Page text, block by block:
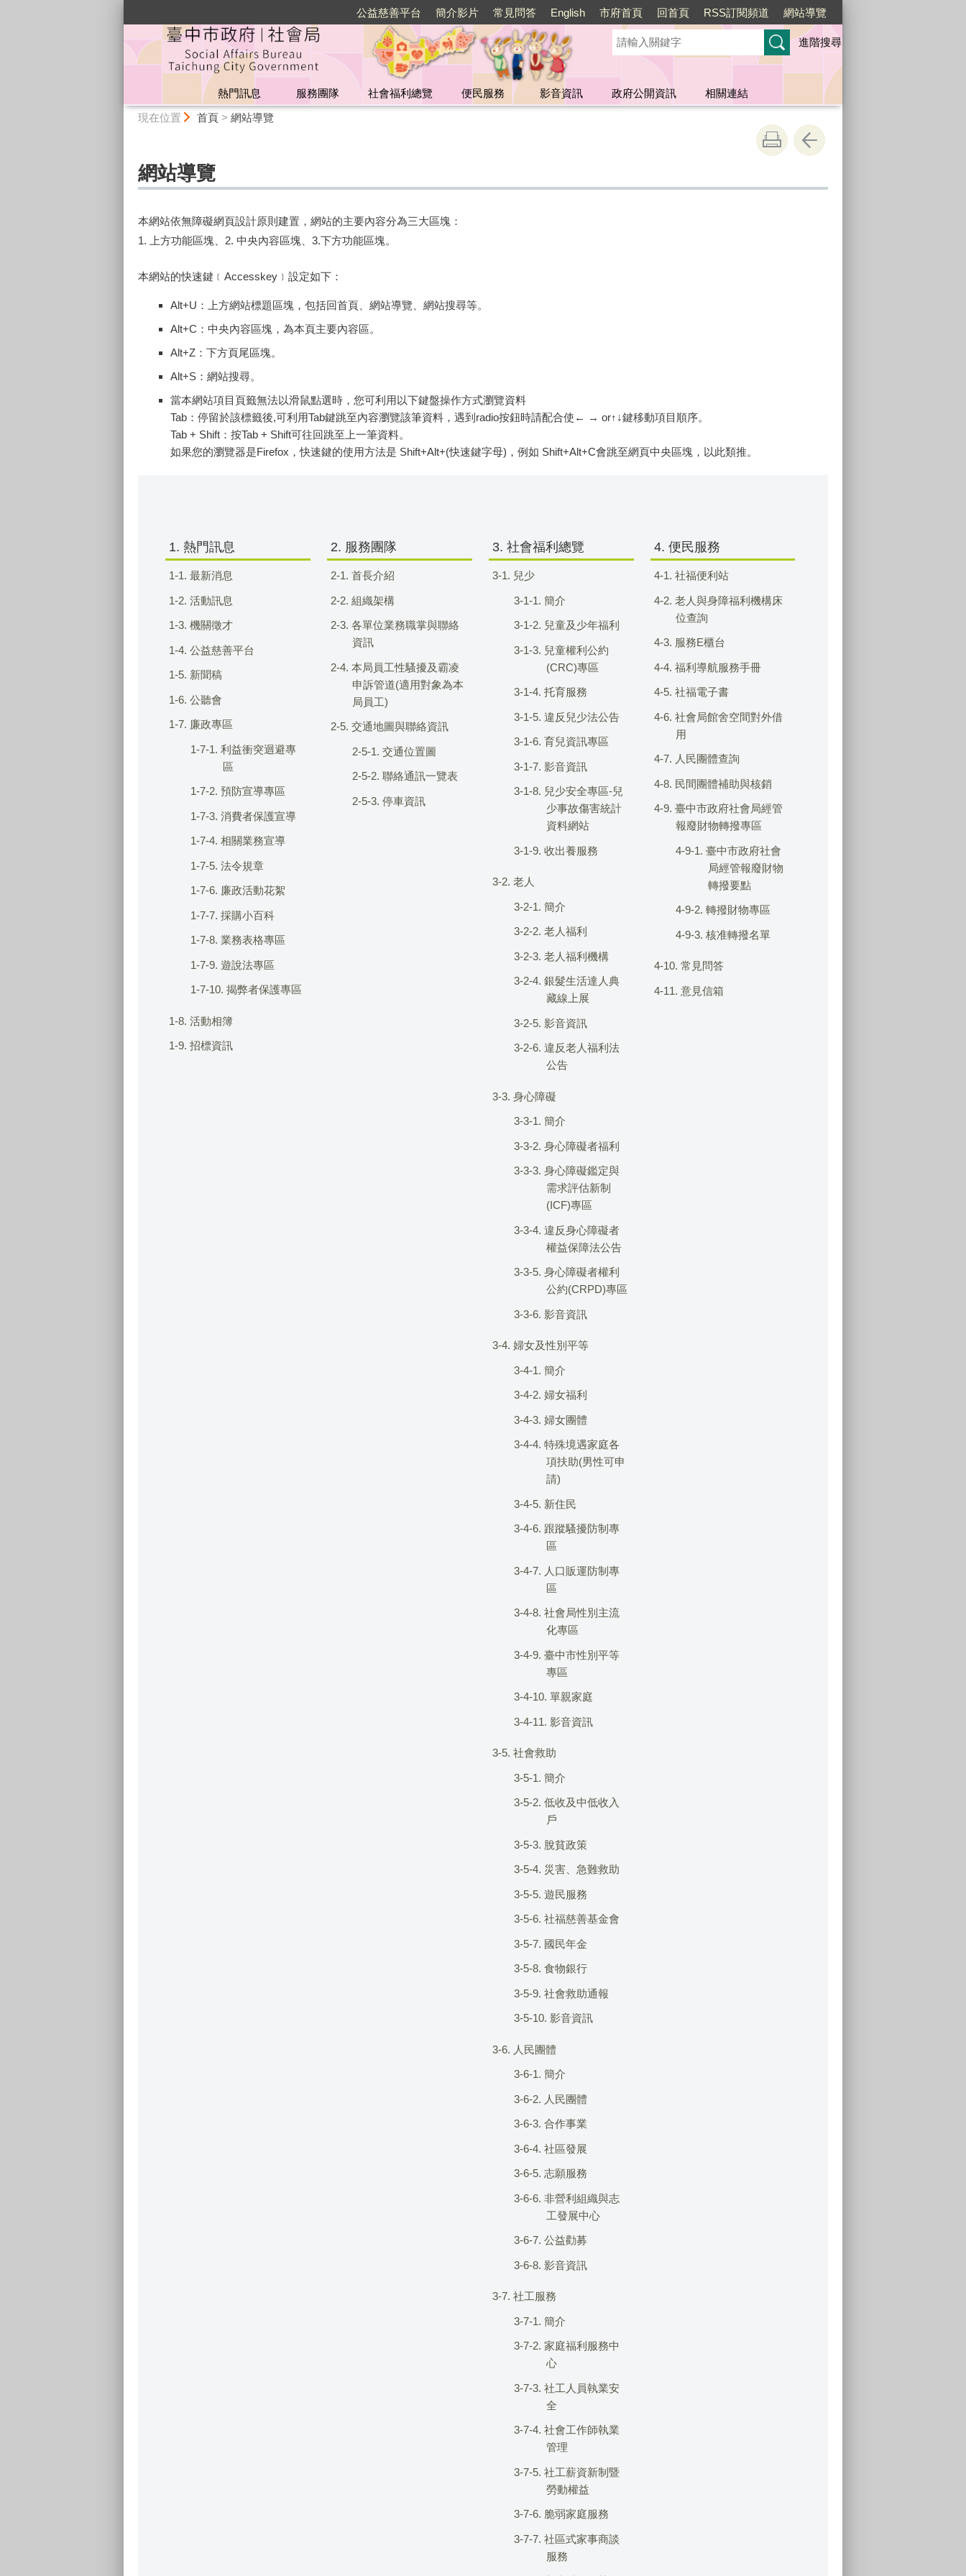
公益慈善平台 簡介影片 常見問答 English 市府首頁 回首頁 RSS訂閱頻道 網站導覽
進階搜尋
熱門訊息 服務團隊 社會福利總覽 便民服務 影音資訊 政府公開資訊
相關連結
現在位置 首頁> 網站導覽
網站導覽
本網站依無障礙網頁設計原則建置，網站的主要內容分為三大區塊：
1. 上方功能區塊、2. 中央內容區塊、3.下方功能區塊。
本網站的快速鍵﹝Accesskey﹞設定如下：
Alt+U：上方網站標題區塊，包括回首頁、網站導覽、網站搜尋等。
Alt+C：中央內容區塊，為本頁主要內容區。
Alt+Z：下方頁尾區塊。
Alt+S：網站搜尋。
當本網站項目頁籤無法以滑鼠點選時，您可利用以下鍵盤操作方式瀏覽資料
Tab：停留於該標籤後,可利用Tab鍵跳至內容瀏覽該筆資料，遇到radio按鈕時請配合使← → or↑↓鍵移動項目順序。
Tab + Shift：按Tab + Shift可往回跳至上一筆資料。
如果您的瀏覽器是Firefox，快速鍵的使用方法是 Shift+Alt+(快速鍵字母)，例如 Shift+Alt+C會跳至網頁中央區塊，以此類推。
1. 熱門訊息
1-1. 最新消息
1-2. 活動訊息
1-3. 機關徵才
1-4. 公益慈善平台
1-5. 新聞稿
1-6. 公聽會
1-7. 廉政專區
1-7-1. 利益衝突迴避專
區
1-7-2. 預防宣導專區
1-7-3. 消費者保護宣導
1-7-4. 相關業務宣導
1-7-5. 法令規章
1-7-6. 廉政活動花絮
1-7-7. 採購小百科
1-7-8. 業務表格專區
1-7-9. 遊說法專區
1-7-10. 揭弊者保護專區
1-8. 活動相簿
1-9. 招標資訊
2. 服務團隊
2-1. 首長介紹
2-2. 組織架構
2-3. 各單位業務職掌與聯絡
資訊
2-4. 本局員工性騷擾及霸凌
申訴管道(適用對象為本
局員工)
2-5. 交通地圖與聯絡資訊
2-5-1. 交通位置圖
2-5-2. 聯絡通訊一覽表
2-5-3. 停車資訊
3. 社會福利總覽
3-1. 兒少
3-1-1. 簡介
3-1-2. 兒童及少年福利
3-1-3. 兒童權利公約
(CRC)專區
3-1-4. 托育服務
3-1-5. 違反兒少法公告
3-1-6. 育兒資訊專區
3-1-7. 影音資訊
3-1-8. 兒少安全專區-兒
少事故傷害統計
資料網站
3-1-9. 收出養服務
3-2. 老人
3-2-1. 簡介
3-2-2. 老人福利
3-2-3. 老人福利機構
3-2-4. 銀髮生活達人典
藏線上展
3-2-5. 影音資訊
3-2-6. 違反老人福利法
公告
3-3. 身心障礙
3-3-1. 簡介
3-3-2. 身心障礙者福利
3-3-3. 身心障礙鑑定與
需求評估新制
(ICF)專區
3-3-4. 違反身心障礙者
權益保障法公告
3-3-5. 身心障礙者權利
公約(CRPD)專區
3-3-6. 影音資訊
3-4. 婦女及性別平等
3-4-1. 簡介
3-4-2. 婦女福利
3-4-3. 婦女團體
3-4-4. 特殊境遇家庭各
項扶助(男性可申
請)
3-4-5. 新住民
3-4-6. 跟蹤騷擾防制專
區
3-4-7. 人口販運防制專
區
3-4-8. 社會局性別主流
化專區
3-4-9. 臺中市性別平等
專區
3-4-10. 單親家庭
3-4-11. 影音資訊
3-5. 社會救助
3-5-1. 簡介
3-5-2. 低收及中低收入
戶
3-5-3. 脫貧政策
3-5-4. 災害、急難救助
3-5-5. 遊民服務
3-5-6. 社福慈善基金會
3-5-7. 國民年金
3-5-8. 食物銀行
3-5-9. 社會救助通報
3-5-10. 影音資訊
3-6. 人民團體
3-6-1. 簡介
3-6-2. 人民團體
3-6-3. 合作事業
3-6-4. 社區發展
3-6-5. 志願服務
3-6-6. 非營利組織與志
工發展中心
3-6-7. 公益勸募
3-6-8. 影音資訊
3-7. 社工服務
3-7-1. 簡介
3-7-2. 家庭福利服務中
心
3-7-3. 社工人員執業安
全
3-7-4. 社會工作師執業
管理
3-7-5. 社工薪資新制暨
勞動權益
3-7-6. 脆弱家庭服務
3-7-7. 社區式家事商談
服務
4. 便民服務
4-1. 社福便利站
4-2. 老人與身障福利機構床
位查詢
4-3. 服務E櫃台
4-4. 福利導航服務手冊
4-5. 社福電子書
4-6. 社會局館舍空間對外借
用
4-7. 人民團體查詢
4-8. 民間團體補助與核銷
4-9. 臺中市政府社會局經管
報廢財物轉撥專區
4-9-1. 臺中市政府社會
局經管報廢財物
轉撥要點
4-9-2. 轉撥財物專區
4-9-3. 核准轉撥名單
4-10. 常見問答
4-11. 意見信箱